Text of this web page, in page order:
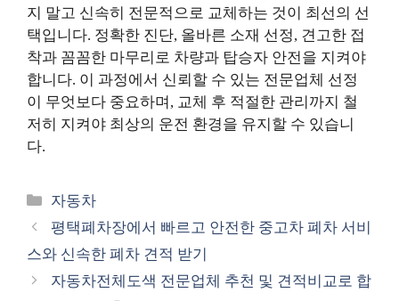
지 말고 신속히 전문적으로 교체하는 것이 최선의 선
택입니다. 정확한 진단, 올바른 소재 선정, 견고한 접
착과 꼼꼼한 마무리로 차량과 탑승자 안전을 지켜야
합니다. 이 과정에서 신뢰할 수 있는 전문업체 선정
이 무엇보다 중요하며, 교체 후 적절한 관리까지 철
저히 지켜야 최상의 운전 환경을 유지할 수 있습니
다.
카
테
리
자동차
평택폐차장에서 빠르고 안전한 중고차 폐차 서비
스와 신속한 폐차 견적 받기
자동차전체도색 전문업체 추천 및 견적비교로 합